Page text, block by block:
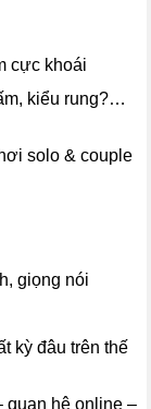
cực khoái
kiểu rung?…
solo & couple
giọng nói
kỳ đâu trên thế
quan hệ online –